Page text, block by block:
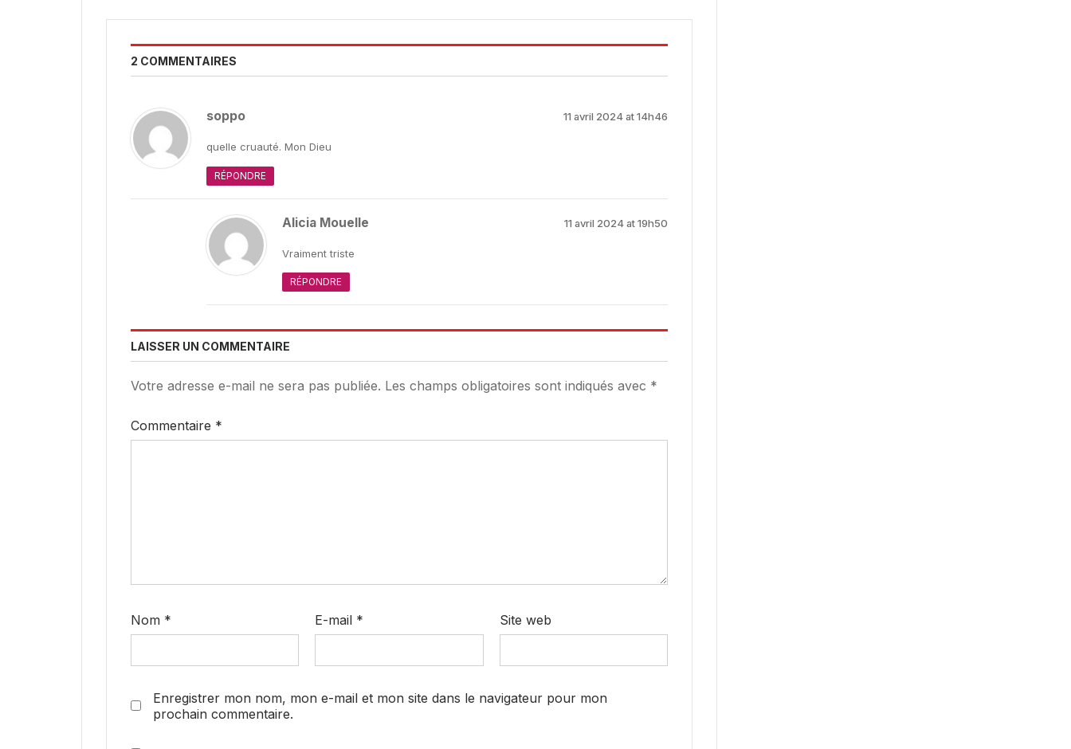
2 COMMENTAIRES
soppo 11 avril 2024 at 14h46
quelle cruauté. Mon Dieu
RÉPONDRE
Alicia Mouelle 11 avril 2024 at 19h50
Vraiment triste
RÉPONDRE
LAISSER UN COMMENTAIRE
Votre adresse e-mail ne sera pas publiée. Les champs obligatoires sont indiqués avec *
Commentaire *
Nom * E-mail * Site web
Enregistrer mon nom, mon e-mail et mon site dans le navigateur pour mon
prochain commentaire.